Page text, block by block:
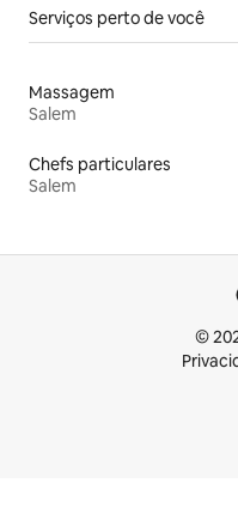
Serviços perto de você
Massagem
Salem
Chefs particulares
Salem
©